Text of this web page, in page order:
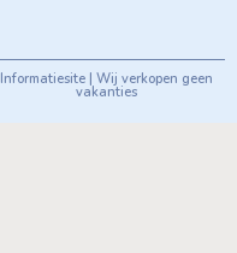
Informatiesite | Wij verkopen geen
vakanties